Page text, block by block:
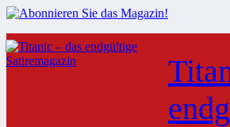
Zum
Inhalt
springen